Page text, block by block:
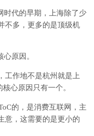
时代的早期，上海除了少
不多，更多的是顶级机
原因。
工作地不是杭州就是上
心原因只有一个。
的，是消费互联网，主
意，这需要的是更小的